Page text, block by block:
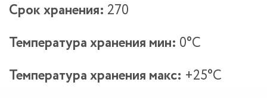
Срок хранения: 270
Температура хранения мин: 0°С
Температура хранения макс: +25°С